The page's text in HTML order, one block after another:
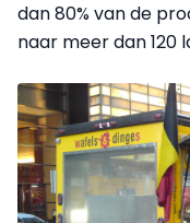
dan 80% van de
naar meer dan 120